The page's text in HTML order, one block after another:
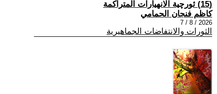
(15) ثورچية الانهيارات المتراكمة
كاظم فنجان الحمامي
2026 / 8 / 7
الثورات والانتفاضات الجماهيرية